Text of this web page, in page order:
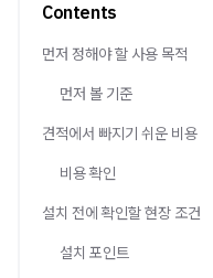
Contents
먼저 정해야 할 사용 목적
먼저 볼 기준
견적에서 빠지기 쉬운 비용
비용 확인
설치 전에 확인할 현장 조건
설치 포인트